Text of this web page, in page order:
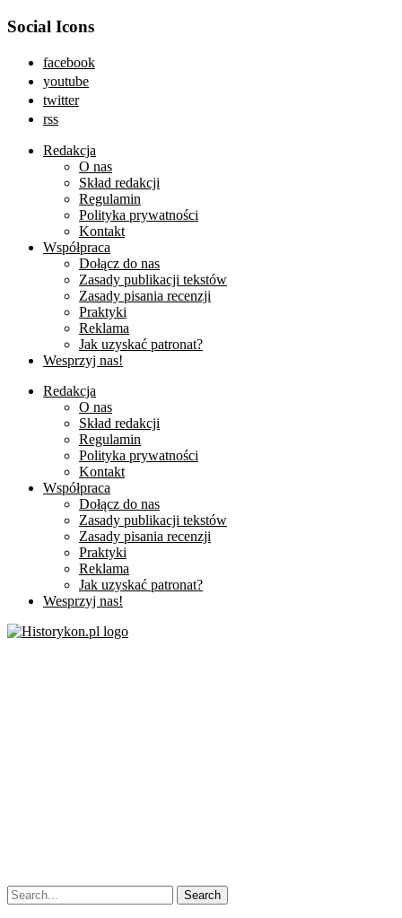
Social Icons
facebook
youtube
twitter
rss
Redakcja
O nas
Skład redakcji
Regulamin
Polityka prywatności
Kontakt
Współpraca
Dołącz do nas
Zasady publikacji tekstów
Zasady pisania recenzji
Praktyki
Reklama
Jak uzyskać patronat?
Wesprzyj nas!
Redakcja
O nas
Skład redakcji
Regulamin
Polityka prywatności
Kontakt
Współpraca
Dołącz do nas
Zasady publikacji tekstów
Zasady pisania recenzji
Praktyki
Reklama
Jak uzyskać patronat?
Wesprzyj nas!